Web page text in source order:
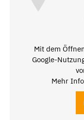
Mit dem
Google-
Mehr